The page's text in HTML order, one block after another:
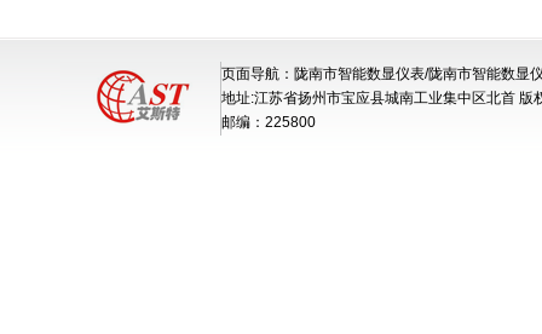
页面导航：陇南市智能数显仪表/陇南市智能数显
地址:江苏省扬州市宝应县城南工业集中区北首 版
邮编：225800